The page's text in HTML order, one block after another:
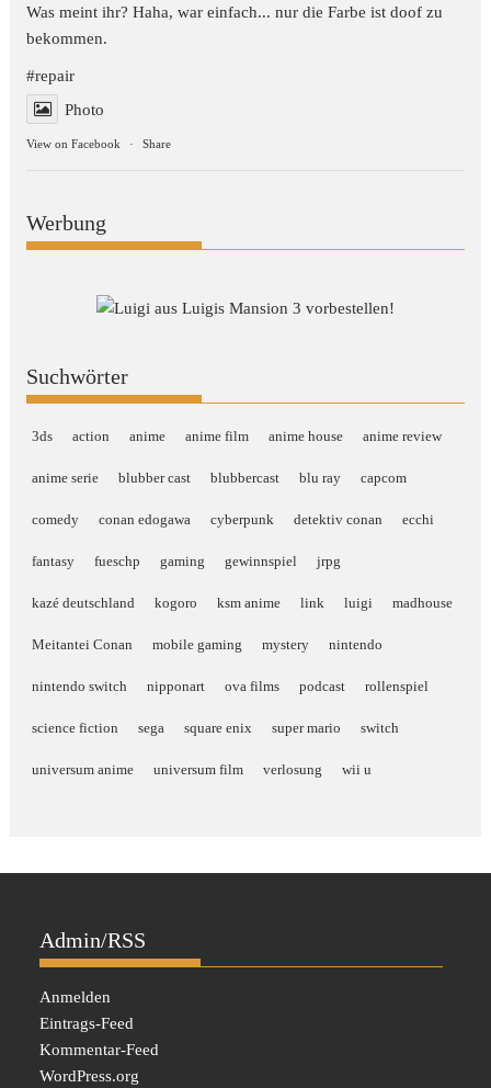
Was meint ihr? Haha, war einfach... nur die Farbe ist doof zu
bekommen.
#repair
Photo
View on Facebook · Share
Werbung
Suchwörter
3ds action anime anime film anime house anime review
anime serie blubber cast blubbercast blu ray capcom
comedy conan edogawa cyberpunk detektiv conan ecchi
fantasy fueschp gaming gewinnspiel jrpg
kazé deutschland kogoro ksm anime link luigi madhouse
Meitantei Conan mobile gaming mystery nintendo
nintendo switch nipponart ova films podcast rollenspiel
science fiction sega square enix super mario switch
universum anime universum film verlosung wii u
Admin/RSS
Anmelden
Eintrags-Feed
Kommentar-Feed
WordPress.org